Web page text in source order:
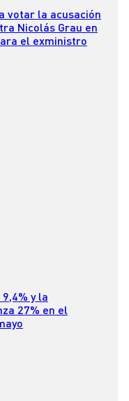
votar la acusación
Nicolás Grau en
el exministro
y la
27% en el